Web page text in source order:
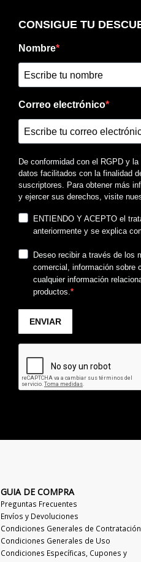
GUIA DE COMPRA
Preguntas Frecuentes
Envíos y Devoluciones
Condiciones Generales de Contratación
Condiciones Generales de Uso
Condiciones Específicas, Cupones y